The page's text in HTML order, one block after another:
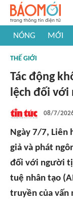
NÓNG MỚI
#Khám phá thế giới
THẾ GIỚI
Tác động
lệch đối với
08/7/
Ngày 7/7, Liên
giả và phát
đối với người tị
tuệ nhân tạo
truyền của vấn